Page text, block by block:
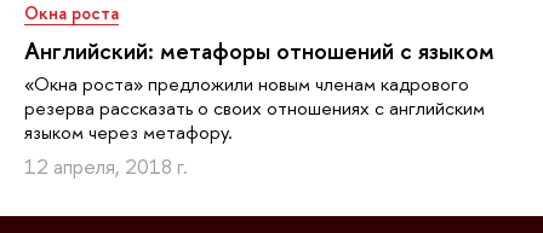
Окна роста
Английский: метафоры отношений с языком
«Окна роста» предложили новым членам кадрового
резерва рассказать о своих отношениях с английским
языком через метафору.
12 апреля, 2018 г.